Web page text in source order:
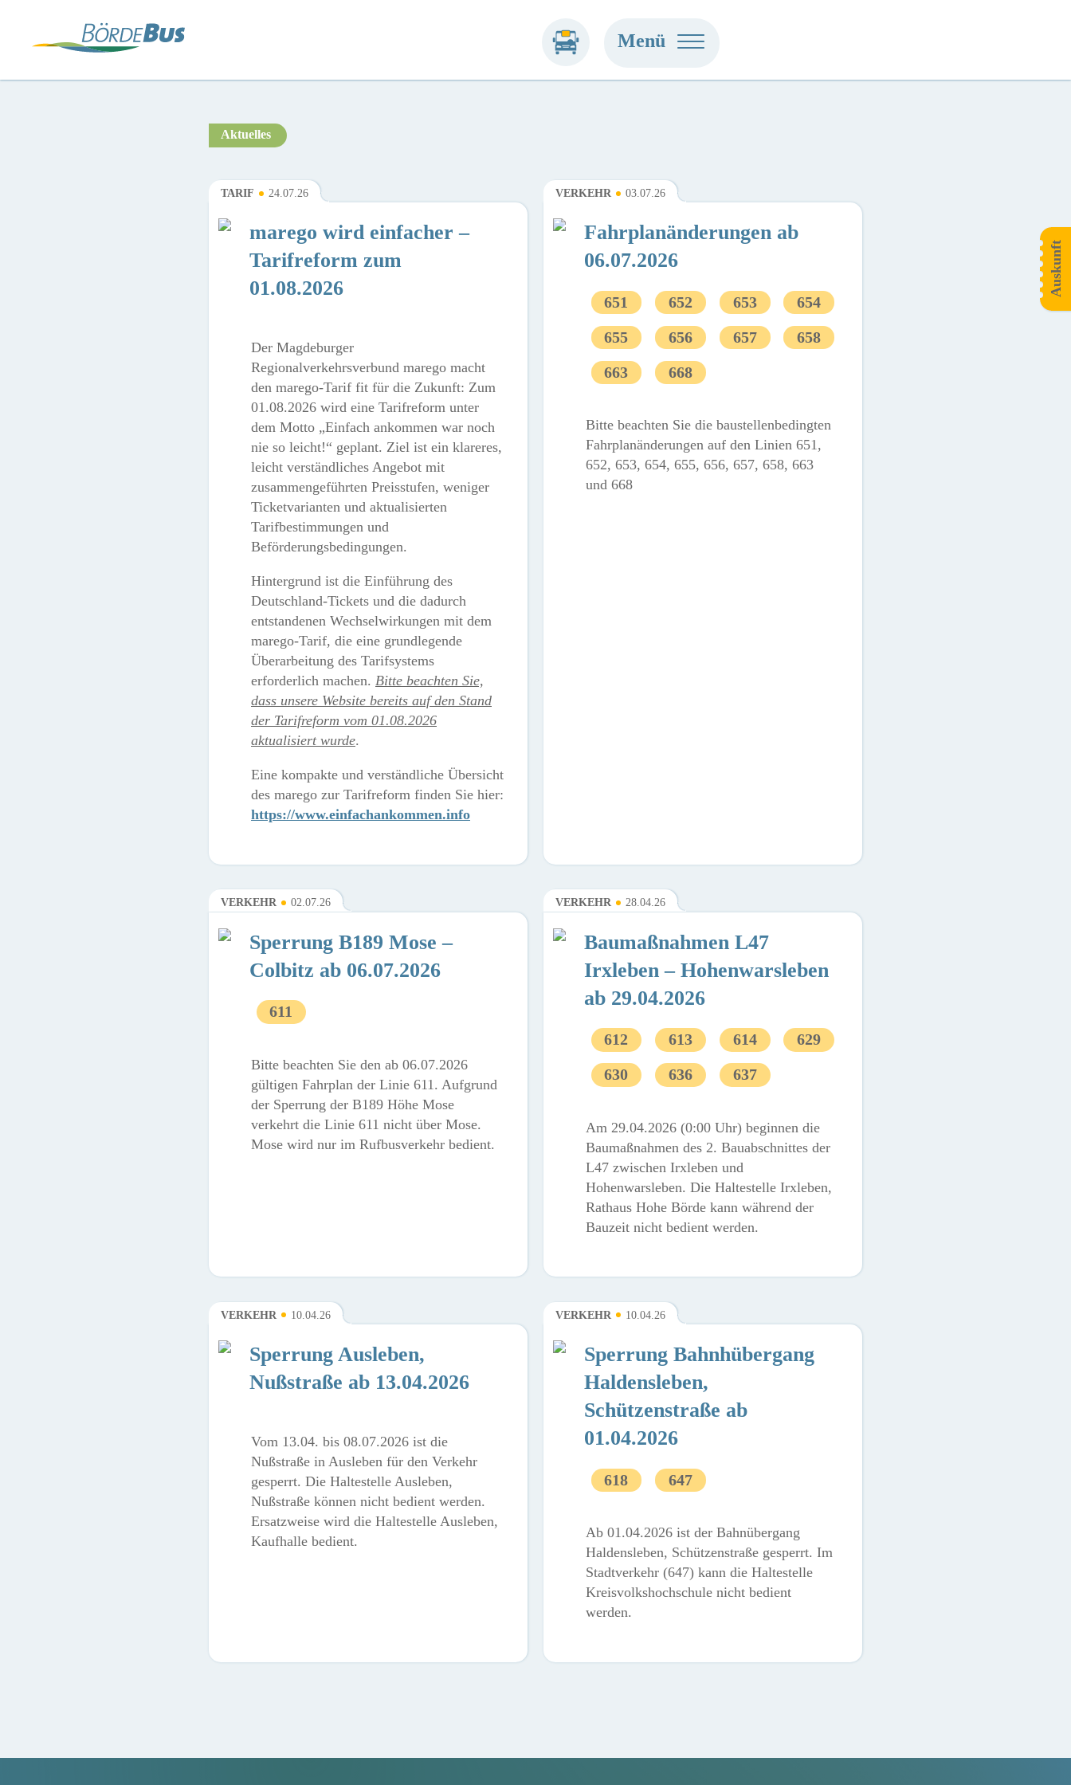
Menü
Auskunft
Aktuelles
TARIF 24.07.26
marego wird einfacher –
Tarifreform zum
01.08.2026
Der Magdeburger
Regionalverkehrsverbund marego macht
den marego-Tarif fit für die Zukunft: Zum
01.08.2026 wird eine Tarifreform unter
dem Motto „Einfach ankommen war noch
nie so leicht!“ geplant. Ziel ist ein klareres,
leicht verständliches Angebot mit
zusammengeführten Preisstufen, weniger
Ticketvarianten und aktualisierten
Tarifbestimmungen und
Beförderungsbedingungen.
Hintergrund ist die Einführung des
Deutschland-Tickets und die dadurch
entstandenen Wechselwirkungen mit dem
marego-Tarif, die eine grundlegende
Überarbeitung des Tarifsystems
erforderlich machen. Bitte beachten Sie,
dass unsere Website bereits auf den Stand
der Tarifreform vom 01.08.2026
aktualisiert wurde.
Eine kompakte und verständliche Übersicht
des marego zur Tarifreform finden Sie hier:
https://www.einfachankommen.info
VERKEHR 03.07.26
Fahrplanänderungen ab
06.07.2026
651 652 653
654
655
656 657
658
663
668
Bitte beachten Sie die baustellenbedingten
Fahrplanänderungen auf den Linien 651,
652, 653, 654, 655, 656, 657, 658, 663
und 668
VERKEHR 02.07.26
Sperrung B189 Mose –
Colbitz ab 06.07.2026
611
Bitte beachten Sie den ab 06.07.2026
gültigen Fahrplan der Linie 611. Aufgrund
der Sperrung der B189 Höhe Mose
verkehrt die Linie 611 nicht über Mose.
Mose wird nur im Rufbusverkehr bedient.
VERKEHR 28.04.26
Baumaßnahmen L47
Irxleben – Hohenwarsleben
ab 29.04.2026
612 613 614
629
630
636 637
Am 29.04.2026 (0:00 Uhr) beginnen die
Baumaßnahmen des 2. Bauabschnittes der
L47 zwischen Irxleben und
Hohenwarsleben. Die Haltestelle Irxleben,
Rathaus Hohe Börde kann während der
Bauzeit nicht bedient werden.
VERKEHR 10.04.26
Sperrung Ausleben,
Nußstraße ab 13.04.2026
Vom 13.04. bis 08.07.2026 ist die
Nußstraße in Ausleben für den Verkehr
gesperrt. Die Haltestelle Ausleben,
Nußstraße können nicht bedient werden.
Ersatzweise wird die Haltestelle Ausleben,
Kaufhalle bedient.
VERKEHR 10.04.26
Sperrung Bahnhübergang
Haldensleben,
Schützenstraße ab
01.04.2026
618 647
Ab 01.04.2026 ist der Bahnübergang
Haldensleben, Schützenstraße gesperrt. Im
Stadtverkehr (647) kann die Haltestelle
Kreisvolkshochschule nicht bedient
werden.